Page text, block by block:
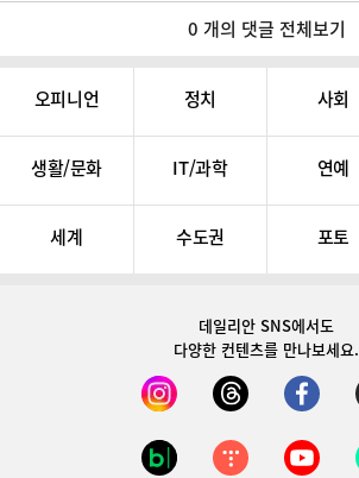
0 개의 댓글 전체보기
오피니언 정치 사회
생활/문화 IT/과학 연예
세계 수도권 포토
데일리안 SNS에서도
다양한 컨텐츠를 만나보세요.